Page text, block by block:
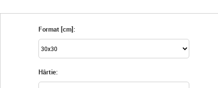
Format [cm]:
Hârtie: